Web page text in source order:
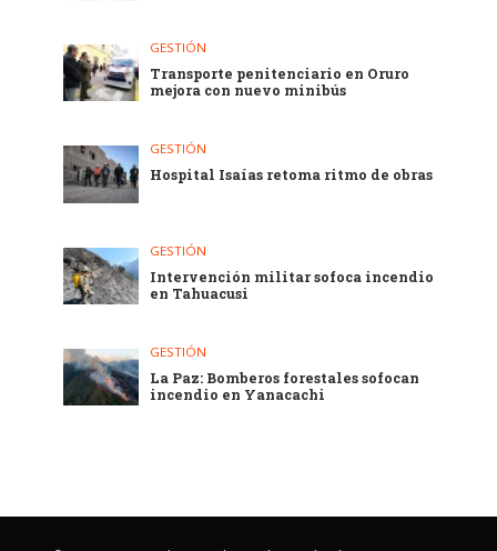
GESTIÓN
Transporte penitenciario en Oruro
mejora con nuevo minibús
GESTIÓN
Hospital Isaías retoma ritmo de obras
GESTIÓN
Intervención militar sofoca incendio
en Tahuacusi
GESTIÓN
La Paz: Bomberos forestales sofocan
incendio en Yanacachi